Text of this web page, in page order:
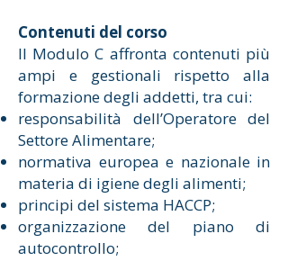
Contenuti del corso
Il Modulo C affronta contenuti più
ampi e gestionali rispetto alla
formazione degli addetti, tra cui:
responsabilità dell’Operatore del
Settore Alimentare;
normativa europea e nazionale in
materia di igiene degli alimenti;
principi del sistema HACCP;
organizzazione del piano di
autocontrollo;